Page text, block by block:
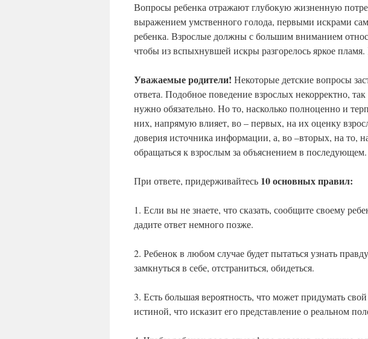
Вопросы ребенка отражают глубокую жизненную
выражением умственного голода, первыми искрами
ребенка. Взрослые должны с большим вниманием
чтобы из вспыхнувшей искры разгорелось яркое
Уважаемые родители! Некоторые детские вопросы
ответа. Подобное поведение взрослых некорректно,
нужно обязательно. Но то, насколько полноценно и
них, напрямую влияет, во – первых, на их оценку
доверия источника информации, а, во –вторых, на то,
обращаться к взрослым за объяснением в последующем.
При ответе, придерживайтесь 10 основных правил:
1. Если вы не знаете, что сказать, сообщите своему
дадите ответ немного позже.
2. Ребенок в любом случае будет пытаться узнать
замкнуться в себе, отстраниться, обидеться.
3. Есть большая вероятность, что может придумать
истиной, что исказит его представление о реальном